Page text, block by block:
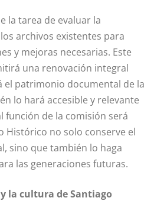
la tarea de evaluar la
archivos existentes para
y mejoras necesarias. Este
una renovación integral
el patrimonio documental de la
lo hará accesible y relevante
función de la comisión será
Histórico no solo conserve el
sino que también lo haga
las generaciones futuras.
la cultura de Santiago